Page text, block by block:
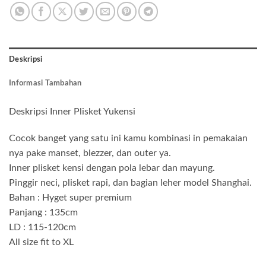
Deskripsi
Informasi Tambahan
Deskripsi Inner Plisket Yukensi
Cocok banget yang satu ini kamu kombinasi in pemakaian
nya pake manset, blezzer, dan outer ya.
Inner plisket kensi dengan pola lebar dan mayung.
Pinggir neci, plisket rapi, dan bagian leher model Shanghai.
Bahan : Hyget super premium
Panjang : 135cm
LD : 115-120cm
All size fit to XL